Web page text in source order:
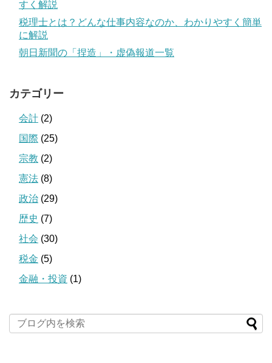
すく解説
税理士とは？どんな仕事内容なのか、わかりやすく簡単
に解説
朝日新聞の「捏造」・虚偽報道一覧
カテゴリー
会計 (2)
国際 (25)
宗教 (2)
憲法 (8)
政治 (29)
歴史 (7)
社会 (30)
税金 (5)
金融・投資 (1)